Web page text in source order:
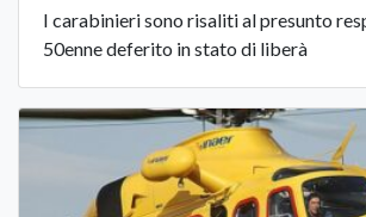
I carabinieri sono risaliti al presunto
50enne deferito in stato di liberà